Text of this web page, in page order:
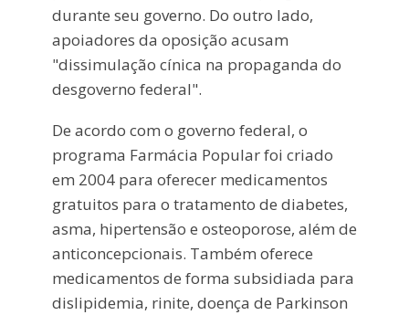
durante seu governo. Do outro lado,
apoiadores da oposição acusam
"dissimulação cínica na propaganda do
desgoverno federal".
De acordo com o governo federal, o
programa Farmácia Popular foi criado
em 2004 para oferecer medicamentos
gratuitos para o tratamento de diabetes,
asma, hipertensão e osteoporose, além de
anticoncepcionais. Também oferece
medicamentos de forma subsidiada para
dislipidemia, rinite, doença de Parkinson